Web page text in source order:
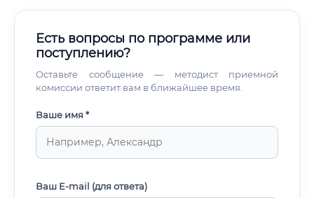
Есть вопросы по программе или
поступлению?
Оставьте сообщение — методист приемной
комиссии ответит вам в ближайшее время.
Ваше имя *
Ваш E-mail (для ответа)